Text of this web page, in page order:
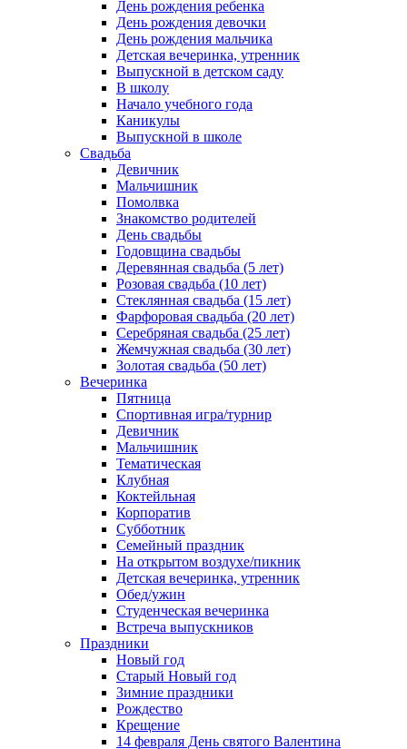
День рождения ребенка
День рождения девочки
День рождения мальчика
Детская вечеринка, утренник
Выпускной в детском саду
В школу
Начало учебного года
Каникулы
Выпускной в школе
Свадьба
Девичник
Мальчишник
Помолвка
Знакомство родителей
День свадьбы
Годовщина свадьбы
Деревянная свадьба (5 лет)
Розовая свадьба (10 лет)
Стеклянная свадьба (15 лет)
Фарфоровая свадьба (20 лет)
Серебряная свадьба (25 лет)
Жемчужная свадьба (30 лет)
Золотая свадьба (50 лет)
Вечеринка
Пятница
Спортивная игра/турнир
Девичник
Мальчишник
Тематическая
Клубная
Коктейльная
Корпоратив
Субботник
Семейный праздник
На открытом воздухе/пикник
Детская вечеринка, утренник
Обед/ужин
Студенческая вечеринка
Встреча выпускников
Праздники
Новый год
Старый Новый год
Зимние праздники
Рождество
Крещение
14 февраля День святого Валентина